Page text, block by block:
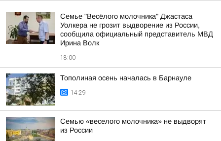
Семье "Весёлого молочника" Джастаса
Уолкера не грозит выдворение из России,
сообщила официальный представитель МВД
Ирина Волк
18:00
Тополиная осень началась в Барнауле
14:29
Семью «веселого молочника» не выдворят
из России